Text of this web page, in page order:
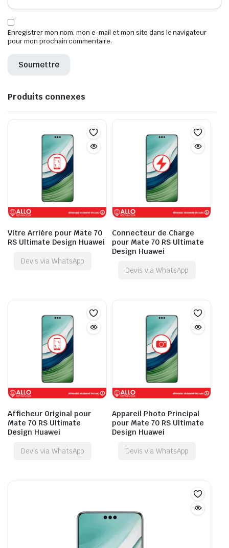
Enregistrer mon nom, mon e-mail et mon site dans le navigateur
pour mon prochain commentaire.
Produits connexes
Vitre Arrière pour Mate 70
RS Ultimate Design Huawei
Devis via WhatsApp
Connecteur de Charge
pour Mate 70 RS Ultimate
Design Huawei
Devis via WhatsApp
Afficheur Original pour
Mate 70 RS Ultimate
Design Huawei
Devis via WhatsApp
Appareil Photo Principal
pour Mate 70 RS Ultimate
Design Huawei
Devis via WhatsApp